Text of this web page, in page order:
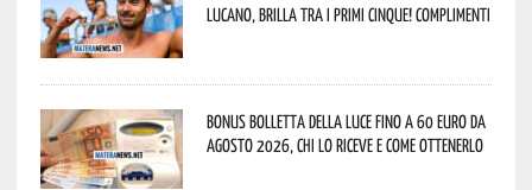
lucano, brilla tra i primi cinque! Complimenti
Bonus bolletta della luce fino a 60 euro da
agosto 2026, chi lo riceve e come ottenerlo